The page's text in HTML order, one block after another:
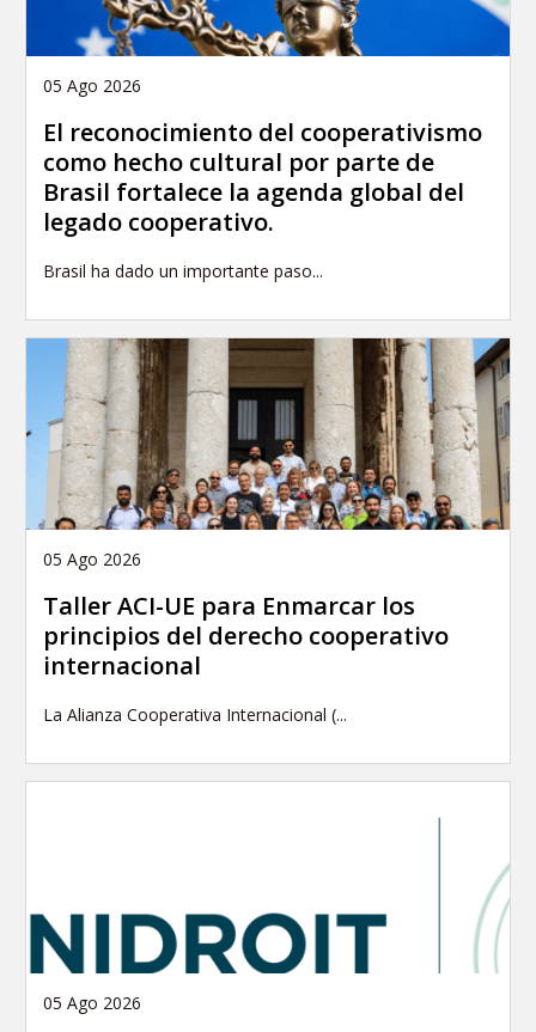
05 Ago 2026
El reconocimiento del cooperativismo
como hecho cultural por parte de
Brasil fortalece la agenda global del
legado cooperativo.
Brasil ha dado un importante paso...
05 Ago 2026
Taller ACI-UE para Enmarcar los
principios del derecho cooperativo
internacional
La Alianza Cooperativa Internacional (...
05 Ago 2026